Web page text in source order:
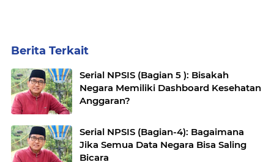
Berita Terkait
Serial NPSIS (Bagian 5 ): Bisakah
Negara Memiliki Dashboard Kesehatan
Anggaran?
Serial NPSIS (Bagian-4): Bagaimana
Jika Semua Data Negara Bisa Saling
Bicara